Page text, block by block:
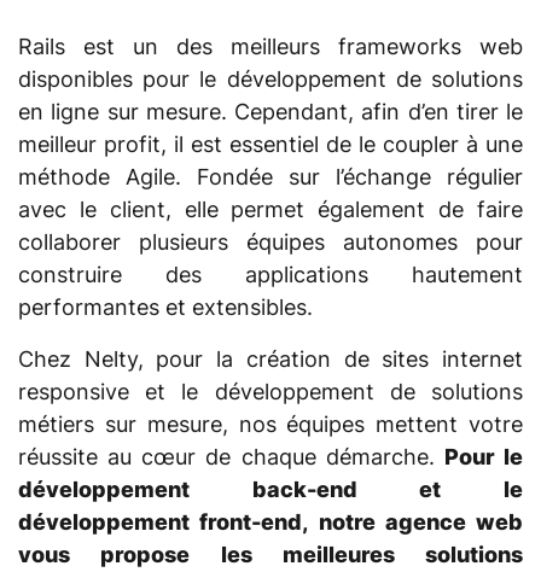
Rails est un des meilleurs frameworks web
disponibles pour le développement de solutions
en ligne sur mesure. Cependant, afin d’en tirer le
meilleur profit, il est essentiel de le coupler à une
méthode Agile. Fondée sur l’échange régulier
avec le client, elle permet également de faire
collaborer plusieurs équipes autonomes pour
construire des applications hautement
performantes et extensibles.
Chez Nelty, pour la création de sites internet
responsive et le développement de solutions
métiers sur mesure, nos équipes mettent votre
réussite au cœur de chaque démarche. Pour le
développement back-end et le
développement front-end, notre agence web
vous propose les meilleures solutions